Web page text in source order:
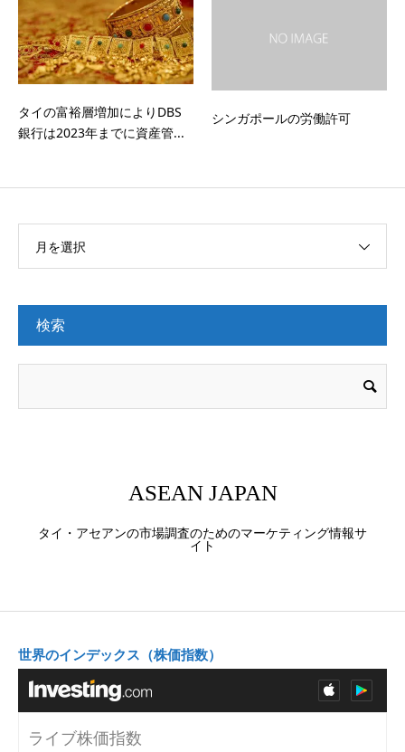
タイの富裕層増加によりDBS
銀行は2023年までに資産管...
シンガポールの労働許可
月を選択
検索
ASEAN JAPAN
タイ・アセアンの市場調査のためのマーケティング情報サ
イト
世界のインデックス（株価指数）